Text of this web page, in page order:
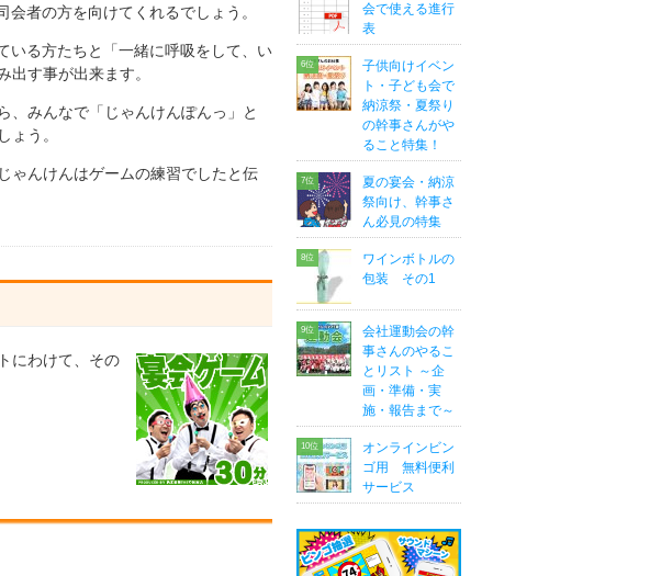
者の方を向けてくれるでしょう。
いる方たちと「一緒に呼吸をして、い
出す事が出来ます。
、みんなで「じゃんけんぽんっ」と
ょう。
ゃんけんはゲームの練習でしたと伝
にわけて、その
会で使える進行
表
子供向けイベン
ト・子ども会で
納涼祭・夏祭り
の幹事さんがや
ること特集！
夏の宴会・納涼
祭向け、幹事さ
ん必見の特集
ワインボトルの
包装 その1
会社運動会の幹
事さんのやるこ
とリスト ～企
画・準備・実
施・報告まで～
オンラインビン
ゴ用 無料便利
サービス